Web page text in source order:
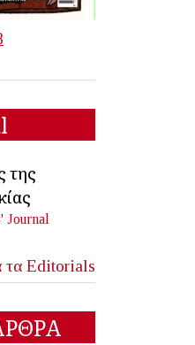
της
Journal
τα Editorials